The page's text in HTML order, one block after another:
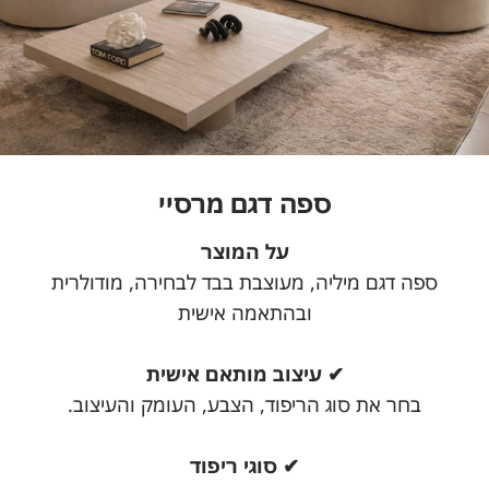
ספה דגם מרסיי
על המוצר
ספה דגם מיליה, מעוצבת בבד לבחירה, מודולרית
ובהתאמה אישית
✔ עיצוב מותאם אישית
בחר את סוג הריפוד, הצבע, העומק והעיצוב.
✔ סוגי ריפוד